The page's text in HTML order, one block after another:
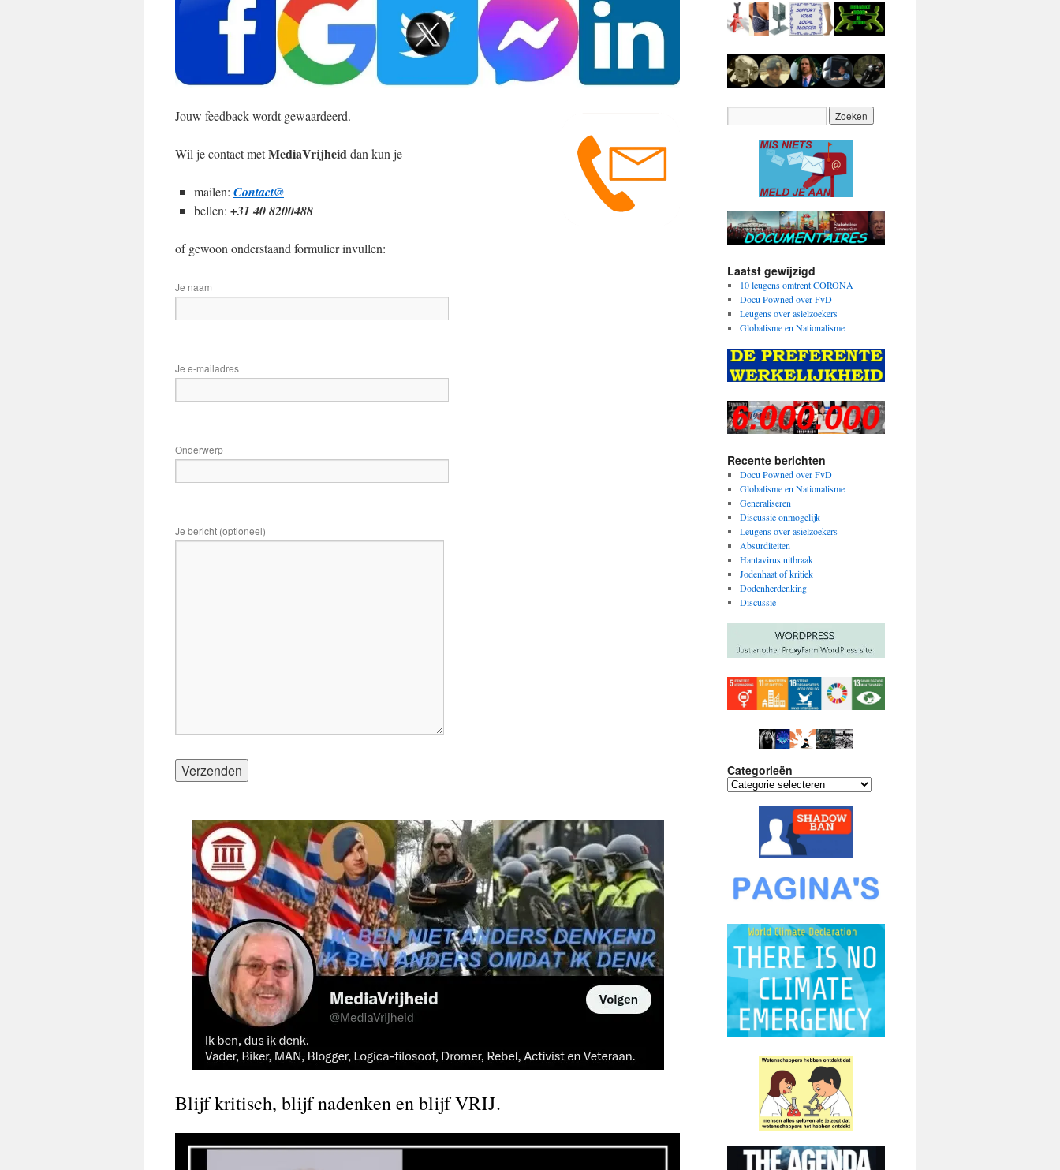
Jouw feedback wordt gewaardeerd.
Wil je contact metMediaVrijheiddan kun je
mailen: Contact@
bellen: +31 40 8200488
of gewoon onderstaand formulier invullen:
Je naam
Je e-mailadres
Onderwerp
Je bericht (optioneel)
Blijf kritisch, blijf nadenken en blijf VRIJ.
Laatst gewijzigd
10 leugens omtrent CORONA
Docu Powned over FvD
Leugens over asielzoekers
Globalisme en Nationalisme
Recente berichten
Docu Powned over FvD
Globalisme en Nationalisme
Generaliseren
Discussie onmogelijk
Leugens over asielzoekers
Absurditeiten
Hantavirus uitbraak
Jodenhaat of kritiek
Dodenherdenking
Discussie
Categorieën
Categorieën